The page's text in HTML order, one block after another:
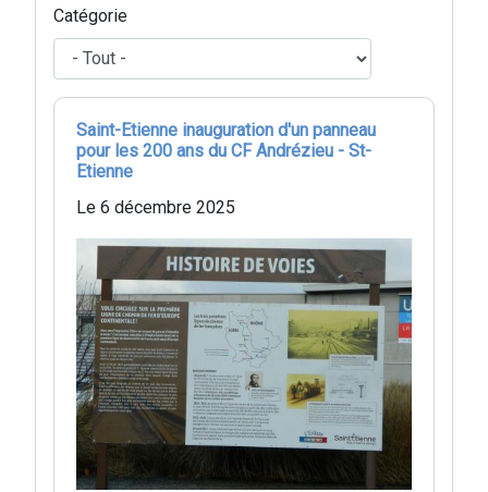
Catégorie
Saint-Etienne inauguration d'un panneau
pour les 200 ans du CF Andrézieu - St-
Etienne
Le 6 décembre 2025